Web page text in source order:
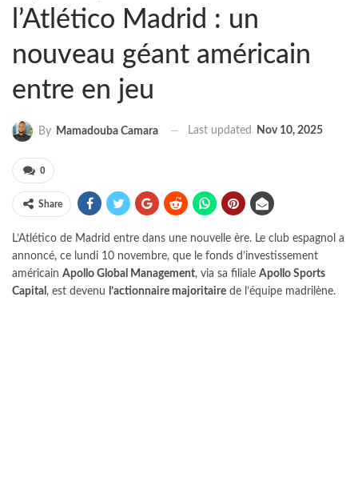
l’Atlético Madrid : un
nouveau géant américain
entre en jeu
By Mamadouba Camara Last updated Nov 10, 2025
0
Share
L’Atlético de Madrid entre dans une nouvelle ère. Le club espagnol a
annoncé, ce lundi 10 novembre, que le fonds d’investissement
américain Apollo Global Management, via sa filiale Apollo Sports
Capital , est devenu l’actionnaire majoritaire de l’équipe madrilène.